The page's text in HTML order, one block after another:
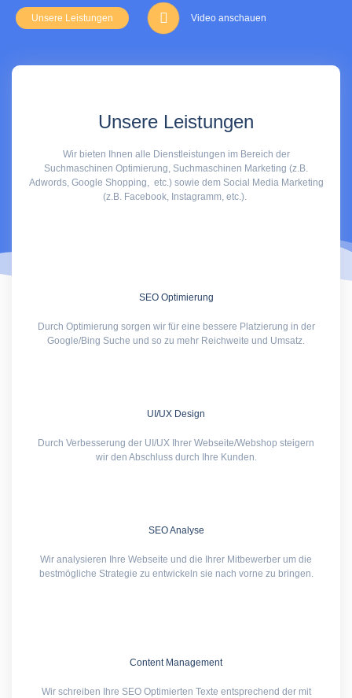
Unsere Leistungen Video anschauen
Unsere Leistungen
Wir bieten Ihnen alle Dienstleistungen im Bereich der
Suchmaschinen Optimierung, Suchmaschinen Marketing (z.B.
Adwords, Google Shopping, etc.) sowie dem Social Media Marketing
(z.B. Facebook, Instagramm, etc.).
SEO Optimierung
Durch Optimierung sorgen wir für eine bessere Platzierung in der
Google/Bing Suche und so zu mehr Reichweite und Umsatz.
UI/UX Design
Durch Verbesserung der UI/UX Ihrer Webseite/Webshop steigern
wir den Abschluss durch Ihre Kunden.
SEO Analyse
Wir analysieren Ihre Webseite und die Ihrer Mitbewerber um die
bestmögliche Strategie zu entwickeln sie nach vorne zu bringen.
Content Management
Wir schreiben Ihre SEO Optimierten Texte entsprechend der mit